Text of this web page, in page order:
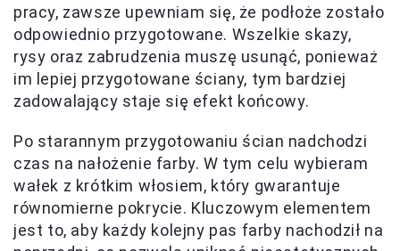
pracy, zawsze upewniam się, że podłoże zostało
odpowiednio przygotowane. Wszelkie skazy,
rysy oraz zabrudzenia muszę usunąć, ponieważ
im lepiej przygotowane ściany, tym bardziej
zadowalający staje się efekt końcowy.
Po starannym przygotowaniu ścian nadchodzi
czas na nałożenie farby. W tym celu wybieram
wałek z krótkim włosiem, który gwarantuje
równomierne pokrycie. Kluczowym elementem
jest to, aby każdy kolejny pas farby nachodził na